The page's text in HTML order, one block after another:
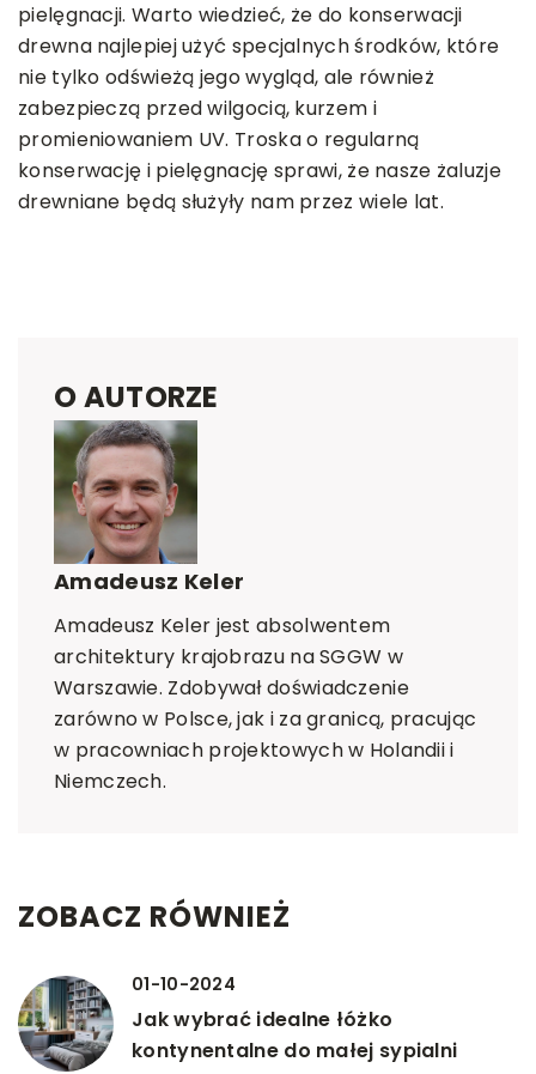
pielęgnacji. Warto wiedzieć, że do konserwacji
drewna najlepiej użyć specjalnych środków, które
nie tylko odświeżą jego wygląd, ale również
zabezpieczą przed wilgocią, kurzem i
promieniowaniem UV. Troska o regularną
konserwację i pielęgnację sprawi, że nasze żaluzje
drewniane będą służyły nam przez wiele lat.
O AUTORZE
Amadeusz Keler
Amadeusz Keler jest absolwentem
architektury krajobrazu na SGGW w
Warszawie. Zdobywał doświadczenie
zarówno w Polsce, jak i za granicą, pracując
w pracowniach projektowych w Holandii i
Niemczech.
ZOBACZ RÓWNIEŻ
01-10-2024
Jak wybrać idealne łóżko
kontynentalne do małej sypialni